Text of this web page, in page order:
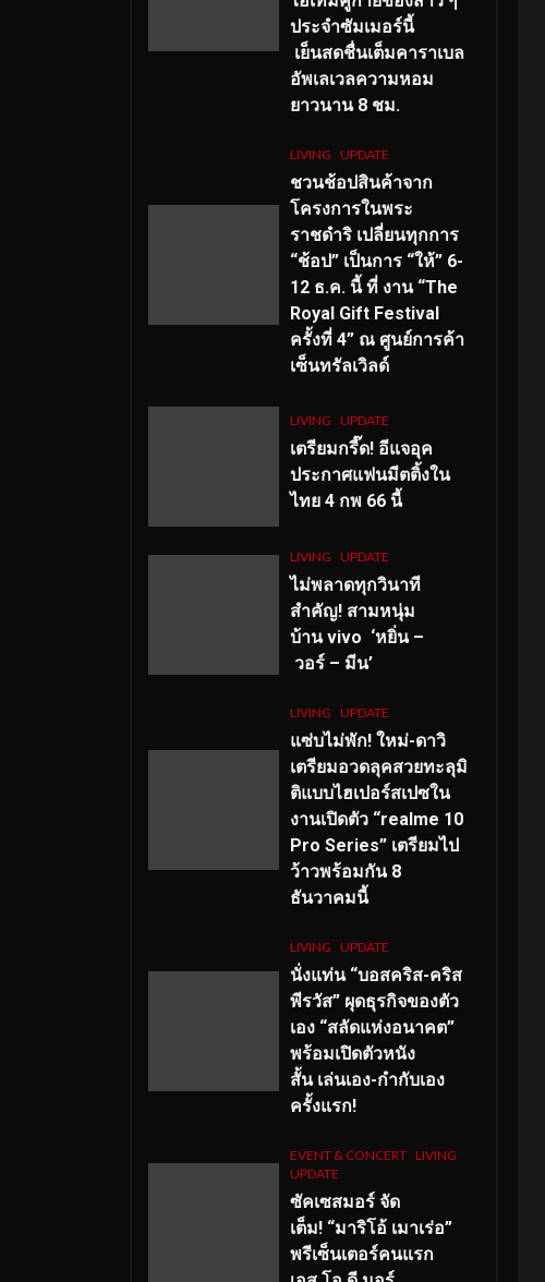
ประจำซัมเมอร์นี้
เย็นสดชื่นเต็มคาราเบล
อัพเลเวลความหอม
ยาวนาน 8 ชม.
LIVING UPDATE
ชวนช้อปสินค้าจาก
โครงการในพระ
ราชดำริ เปลี่ยนทุกการ
“ช้อป” เป็นการ “ให้” 6-
12 ธ.ค. นี้ ที่ งาน “The
Royal Gift Festival
ครั้งที่ 4” ณ ศูนย์การค้า
เซ็นทรัลเวิลด์
LIVING UPDATE
เตรียมกรี๊ด! อีแจอุค
ประกาศแฟนมีตติ้งใน
ไทย 4 กพ 66 นี้
LIVING UPDATE
ไม่พลาดทุกวินาที
สำคัญ! สามหนุ่ม
บ้าน vivo ‘หยิ่น –
วอร์ – มีน’
LIVING UPDATE
แซ่บไม่พัก! ใหม่-ดาวิ
เตรียมอวดลุคสวยทะลุมิ
ติแบบไฮเปอร์สเปซใน
งานเปิดตัว “realme 10
Pro Series” เตรียมไป
ว้าวพร้อมกัน 8
ธันวาคมนี้
LIVING UPDATE
นั่งแท่น “บอสคริส-คริส
พีรวัส” ผุดธุรกิจของตัว
เอง “สลัดแห่งอนาคต”
พร้อมเปิดตัวหนัง
สั้น เล่นเอง-กำกับเอง
ครั้งแรก!
EVENT & CONCERT LIVING
UPDATE
ซัคเซสมอร์ จัด
เต็ม! “มาริโอ้ เมาเร่อ”
พรีเซ็นเตอร์คนแรก